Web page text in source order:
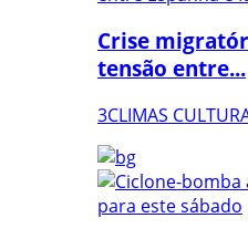
Crise
tensão entre...
3CLIMAS